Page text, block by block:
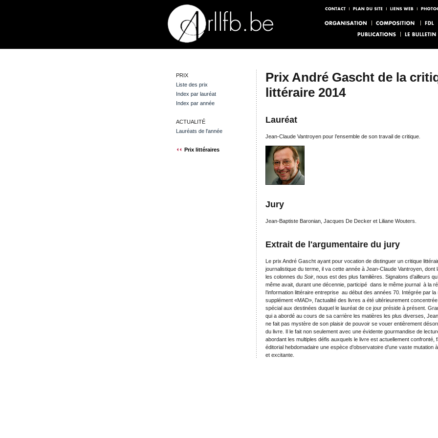
PRIX
Liste des prix
Index par lauréat
Index par année
ACTUALITÉ
Lauréats de l'année
Prix littéraires
Prix André Gascht de la
littéraire 2014
Lauréat
Jean-Claude Vantroyen pour l’ensemble de son travail de critique.
Jury
Jean-Baptiste Baronian, Jacques De Decker et Liliane Wouters.
Extrait de l'argumentaire du jury
Le prix André Gascht ayant pour vocation de distinguer un critique
journalistique du terme, il va cette année à Jean-Claude Vantroyen, dont
les colonnes du Soir , nous est des plus familières. Signalons d’ailleurs
même avait, durant une décennie, participé dans le même journal à la
l’information littéraire entreprise au début des années 70. Intégrée par la
supplément «MAD», l’actualité des livres a été ultérieurement
spécial aux destinées duquel le lauréat de ce jour préside à présent.
qui a abordé au cours de sa carrière les matières les plus diverses,
ne fait pas mystère de son plaisir de pouvoir se vouer entièrement
du livre. Il le fait non seulement avec une évidente gourmandise de
abordant les multiples défis auxquels le livre est actuellement confronté,
éditorial hebdomadaire une espèce d’observatoire d’une vaste mutation
et excitante.